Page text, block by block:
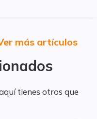
más artículos
tienes otros que